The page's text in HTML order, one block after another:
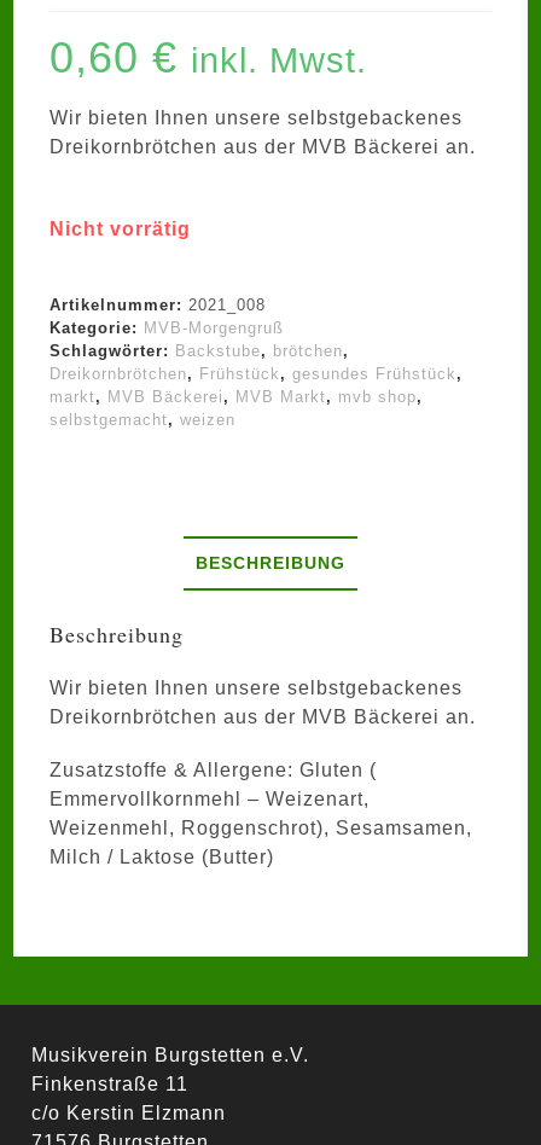
0,60€ inkl. Mwst.
Wir bieten Ihnen unsere selbstgebackenes
Dreikornbrötchen aus der MVB Bäckerei an.
Nicht vorrätig
Artikelnummer: 2021_008
Kategorie: MVB-Morgengruß
Schlagwörter: Backstube, brötchen,
Dreikornbrötchen, Frühstück ,gesundes Frühstück ,
markt, MVB Bäckerei , MVB Markt, mvb shop,
selbstgemacht,weizen
BESCHREIBUNG
Beschreibung
Wir bieten Ihnen unsere selbstgebackenes
Dreikornbrötchen aus der MVB Bäckerei an.
Zusatzstoffe & Allergene: Gluten (
Emmervollkornmehl – Weizenart,
Weizenmehl, Roggenschrot), Sesamsamen,
Milch / Laktose (Butter)
Musikverein Burgstetten e.V.
Finkenstraße 11
c/o Kerstin Elzmann